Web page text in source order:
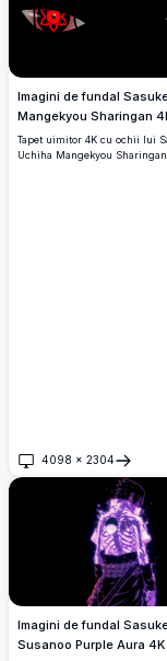
Imagini de fundal
Mangekyou Sharingan
Tapet uimitor 4K cu ochii lui
Uchiha Mangekyou
4098 × 2304
Deschide
Imagini de fundal
Susanoo Purple Aura 4K